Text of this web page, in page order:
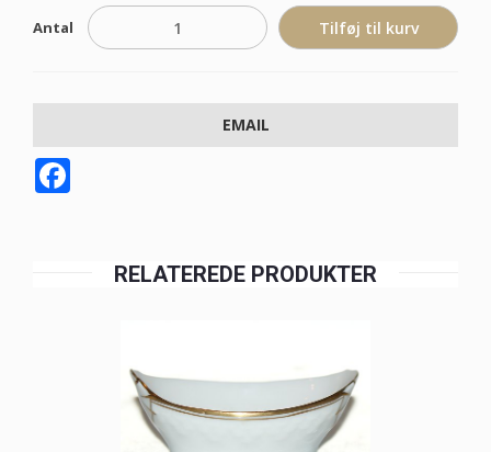
Antal
EMAIL
RELATEREDE PRODUKTER